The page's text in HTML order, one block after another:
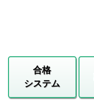
合格
システム